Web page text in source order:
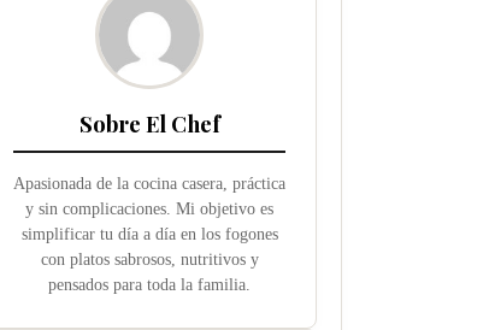
Sobre El Chef
Apasionada de la cocina casera, práctica
y sin complicaciones. Mi objetivo es
simplificar tu día a día en los fogones
con platos sabrosos, nutritivos y
pensados para toda la familia.